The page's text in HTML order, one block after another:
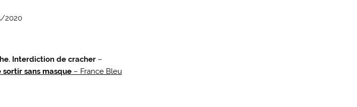
2020
Interdiction de cracher –
sans masque– France Bleu